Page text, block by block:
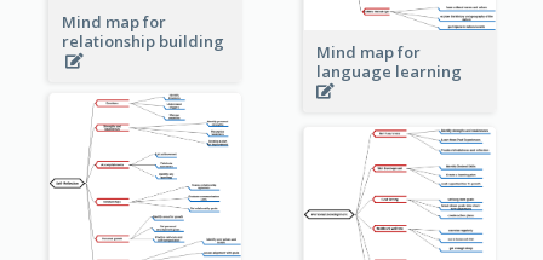
Mind map for
relationship building
Mind map for
language learning